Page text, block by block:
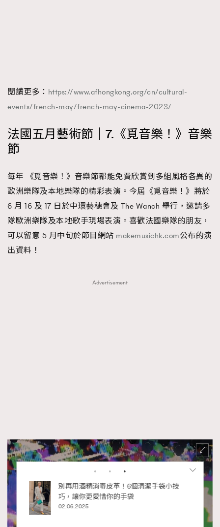
閱讀更多： https://www.afhongkong.org/cn/cultural-
events/french-may/french-may-cinema-2023/
法國五月藝術節｜7.《覓音樂！》音樂
節
每年 《覓音樂！》音樂節都能免費欣賞到多組風格各異的
歐洲樂隊及本地樂隊的精彩表演。今屆《覓音樂！》將於
6 月 16 及 17 日於中環藝穗會及 The Wanch 舉行，邀請多
隊歐洲樂隊及本地歌手現場表演。喜歡法國樂隊的朋友，
可以留意 5 月中旬於節目網站 makemusichk.com公布的演
出資料！
Advertisement
顯
別再用酒精消毒皮革！6個清潔手袋小技
巧，讓你更愛惜你的手袋
02.06.2025